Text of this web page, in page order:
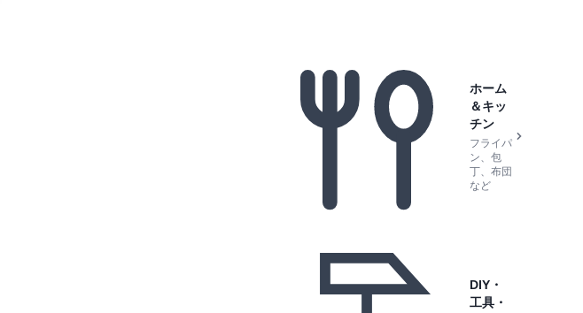
ホーム
＆キッ
チン
フライパ
ン、包
丁、布団
など
DIY・
工具・